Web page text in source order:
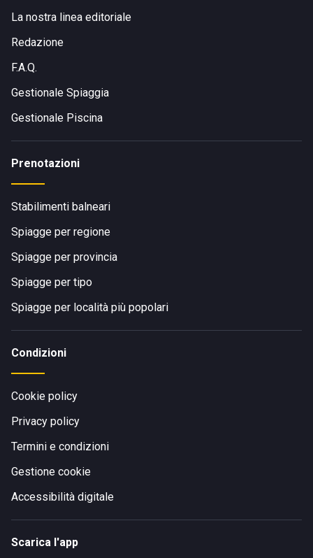
La nostra linea editoriale
Redazione
F.A.Q.
Gestionale Spiaggia
Gestionale Piscina
Prenotazioni
Stabilimenti balneari
Spiagge per regione
Spiagge per provincia
Spiagge per tipo
Spiagge per località più popolari
Condizioni
Cookie policy
Privacy policy
Termini e condizioni
Gestione cookie
Accessibilità digitale
Scarica l'app